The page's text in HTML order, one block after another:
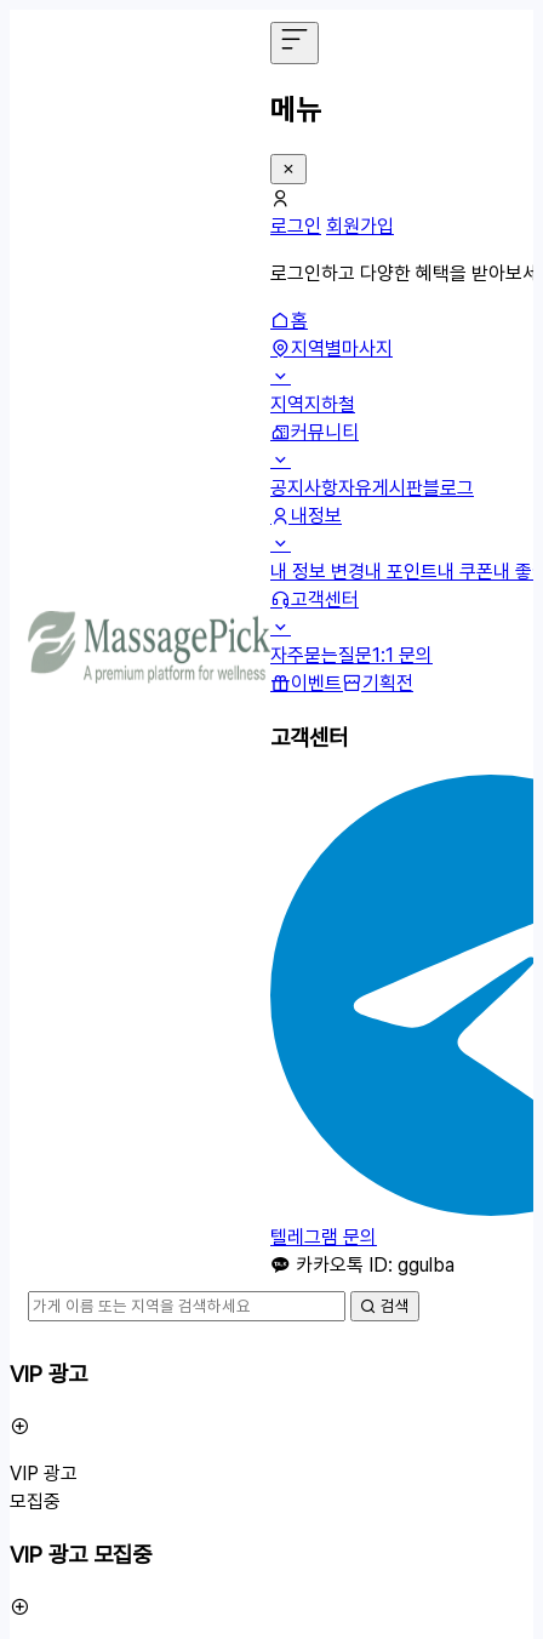
메뉴
로그인 회원가입
로그인하고 다양한 혜택을 받아보
홈
지역별마사지
지역지하철
커뮤니티
공지사항자유게시판블로그
내정보
내 정보 변경내 포인트내 쿠폰내 좋
고객센터
자주묻는질문1:1 문의
이벤트
기획전
고객센터
텔레그램 문의
카카오톡 ID: ggulba
검색
VIP 광고
VIP 광고
모집중
VIP 광고 모집중